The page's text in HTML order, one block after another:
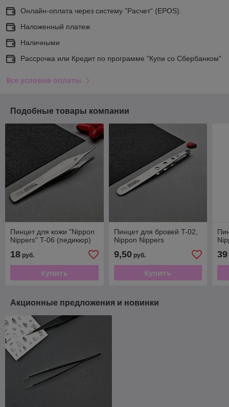
Онлайн-оплата через систему ”Расчет“ (EPOS).
Наложенный платеж
Наличными
Рассрочка или Кредит по программе "Купи со Сбербанком"
Все условия оплаты
Подобные товары компании
Пинцет для кожи "Nippon
Nippers" T-06 (педикюр)
18 руб.
Купить
Пинцет для бровей T-02,
Nippon Nippers
9,50руб.
Купить
39
Акционные предложения и новинки